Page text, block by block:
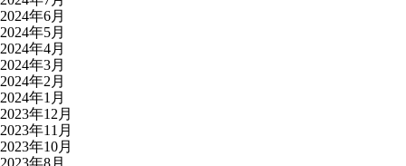
2024年6月
2024年5月
2024年4月
2024年3月
2024年2月
2024年1月
2023年12月
2023年11月
2023年10月
2023年8月